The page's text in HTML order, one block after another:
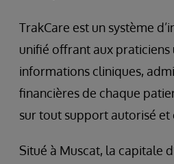
TrakCare est un système
unifié offrant aux praticiens
informations cliniques,
financières de chaque
sur tout support autorisé et
Situé à Muscat, la capitale